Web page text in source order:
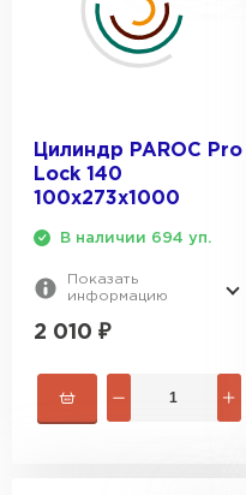
Цилиндр PAROC Pro
Lock 140
100х273х1000
В наличии 694 уп.
Показать
информацию
2 010 ₽
Утеплитель